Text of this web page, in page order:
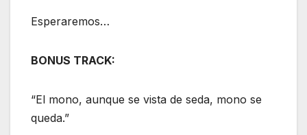
Esperaremos…
BONUS TRACK:
“El mono, aunque se vista de seda, mono se
queda.”